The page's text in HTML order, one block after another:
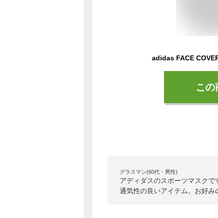
こ
グラスマン(60代・男性)
アディダスのスポーツマスク
通気性の良いアイテム。お好